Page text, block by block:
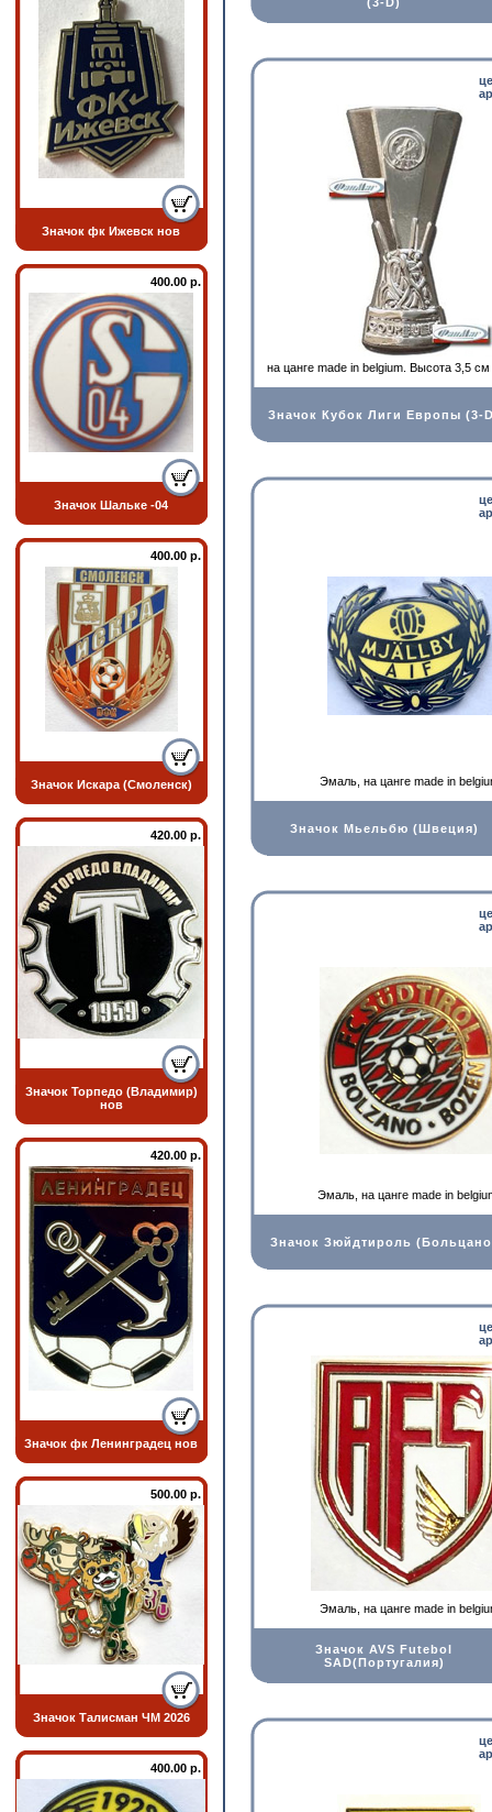
Значок фк Ижевск нов
400.00 р.
Значок Шальке -04
400.00 р.
Значок Искара (Смоленск)
420.00 р.
Значок Торпедо (Владимир)
нов
420.00 р.
Значок фк Ленинградец нов
500.00 р.
Значок Талисман ЧМ 2026
400.00 р.
на цанге made in belgium. Высота 3,5
Значок Кубок Лиги Европы (3-
Эмаль, на цанге made in
Значок Мьельбю (Швеция)
Эмаль, на цанге made in
Значок Зюйдтироль
Эмаль, на цанге made in
Значок AVS Futebol
SAD(Португалия)